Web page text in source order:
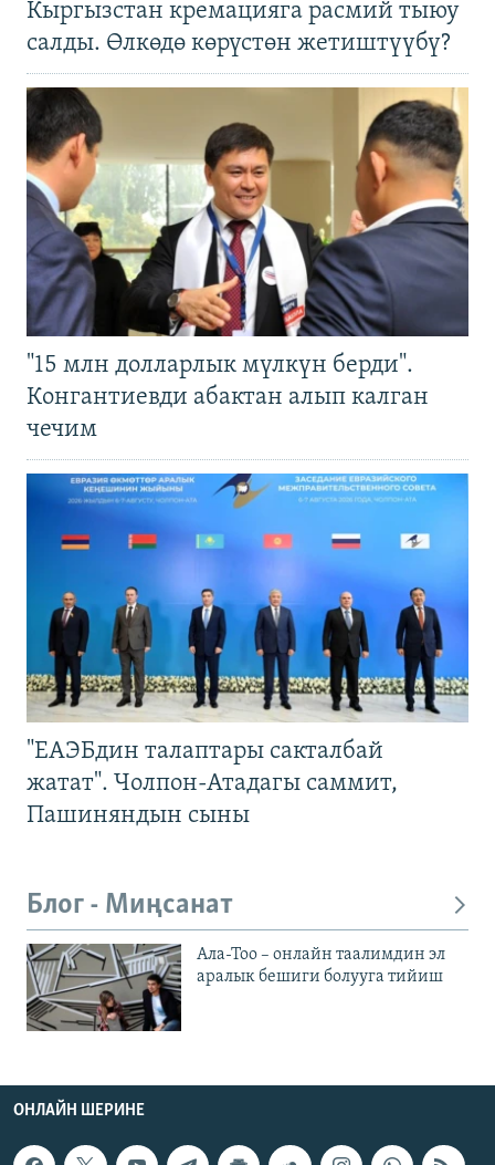
Кыргызстан кремацияга расмий тыюу
салды. Өлкөдө көрүстөн жетиштүүбү?
"15 млн долларлык мүлкүн берди".
Конгантиевди абактан алып калган
чечим
"ЕАЭБдин талаптары сакталбай
жатат". Чолпон-Атадагы саммит,
Пашиняндын сыны
Блог - Миңсанат
Ала-Тоо – онлайн таалимдин эл
аралык бешиги болууга тийиш
ОНЛАЙН ШЕРИНЕ